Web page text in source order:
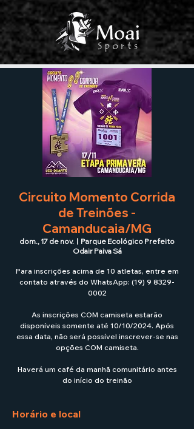
Circuito Momento Corrida
de Treinões -
Camanducaia/MG
dom., 17 de nov.
  |
Parque Ecológico Prefeito
Odair Paiva Sá
Para inscrições acima de 10 atletas, entre em
contato através do WhatsApp: (19) 9 8329-
0002
As inscrições COM camiseta estarão
disponíveis somente até 10/10/2024. Após
essa data, não será possível inscrever-se nas
opções COM camiseta.
Haverá um café da manhã comunitário antes
do início do treinão
Horário e local